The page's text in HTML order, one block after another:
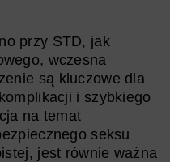
przy STD, jak
wczesna
są kluczowe dla
i szybkiego
na temat
seksu
jest równie ważna